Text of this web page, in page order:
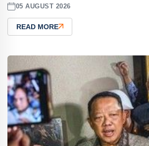
05 AUGUST 2026
READ MORE